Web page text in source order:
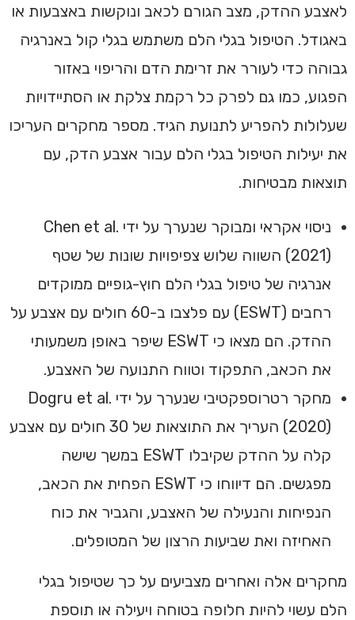
לאצבע ההדק, מצב הגורם לכאב ונוקשות באצבעות או
באגודל. הטיפול בגלי הלם משתמש בגלי קול באנרגיה
גבוהה כדי לעורר את זרימת הדם והריפוי באזור
הפגוע, כמו גם לפרק כל רקמת צלקת או הסתיידויות
שעלולות להפריע לתנועת הגיד. מספר מחקרים העריכו
את יעילות הטיפול בגלי הלם עבור אצבע הדק, עם
תוצאות מבטיחות.
ניסוי אקראי ומבוקר שנערך על ידי Chen et al.
(2021) השווה שלוש צפיפויות שונות של שטף
אנרגיה של טיפול בגלי הלם חוץ-גופיים ממוקדים
רחבים (ESWT) עם פלצבו ב-60 חולים עם אצבע על
ההדק. הם מצאו כי ESWT שיפר באופן משמעותי
את הכאב, התפקוד וטווח התנועה של האצבע.
מחקר רטרוספקטיבי שנערך על ידי Dogru et al.
(2020) העריך את התוצאות של 30 חולים עם אצבע
קלה על ההדק שקיבלו ESWT במשך שישה
מפגשים. הם דיווחו כי ESWT הפחית את הכאב,
הנפיחות והנעילה של האצבע, והגביר את כוח
האחיזה ואת שביעות הרצון של המטופלים.
מחקרים אלה ואחרים מצביעים על כך שטיפול בגלי
הלם עשוי להיות חלופה בטוחה ויעילה או תוספת